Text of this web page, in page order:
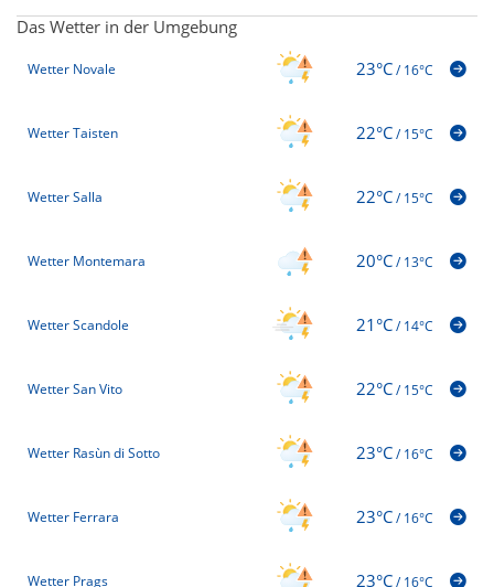
Das Wetter in der Umgebung
Wetter Novale 23°C/16°C
Wetter Taisten 22°C/15°C
Wetter Salla 22°C/15°C
Wetter Montemara 20°C/13°C
Wetter Scandole 21°C/14°C
Wetter San Vito 22°C/15°C
Wetter Rasùn di Sotto 23°C/16°C
Wetter Ferrara 23°C/16°C
Wetter Prags 23°C/16°C